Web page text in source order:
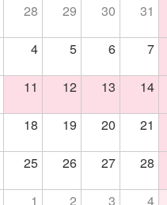
28 29 30 31
4 5 6 7
11 12 13 14
18 19 20 21
25 26 27 28
1 2 3 4